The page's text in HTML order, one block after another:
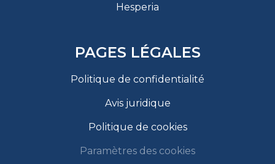
Hesperia
PAGES LÉGALES
Politique de confidentialité
Avis juridique
Politique de cookies
Paramètres des cookies